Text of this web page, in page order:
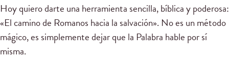
Hoy quiero darte una herramienta sencilla, bíblica y poderosa:
«El camino de Romanos hacia la salvación». No es un método
mágico, es simplemente dejar que la Palabra hable por sí
misma.